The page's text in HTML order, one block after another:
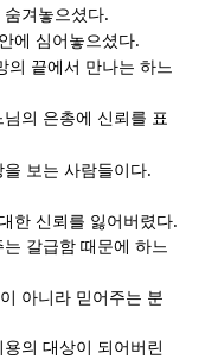
숨겨놓으셨다.
에 심어놓으셨다.
의 끝에서 만나는 하느
의 은총에 신뢰를 표
보는 사람들이다.
한 신뢰를 잃어버렸다.
갈급함 때문에 하느
아니라 믿어주는 분
의 대상이 되어버린